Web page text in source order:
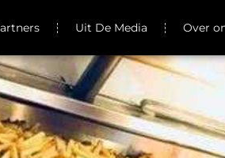
Uit De Media Over